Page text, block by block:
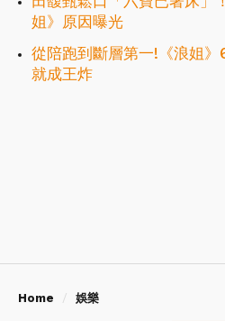
姐》原因曝光
從陪跑到斷層第一!《浪姐
就成王炸
Home 娛樂